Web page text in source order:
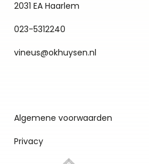
2031 EA Haarlem
023-5312240
vineus@okhuysen.nl
Algemene voorwaarden
Privacy